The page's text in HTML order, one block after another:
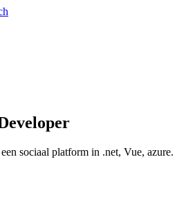
sociaal platform in .net, Vue, azure.